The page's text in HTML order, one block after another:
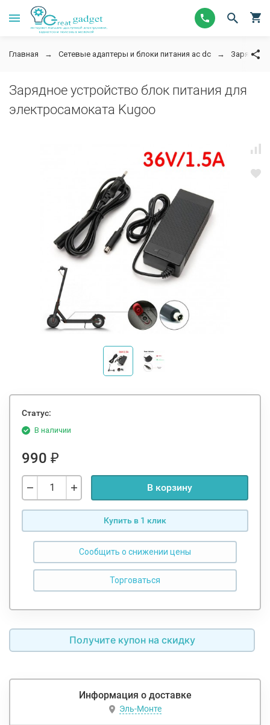
Главная Сетевые адаптеры и блоки питания ac dc Зарядное
Зарядное устройство блок питания для
электросамоката Kugoo
Статус:
В наличии
990 ₽
В корзину
Купить в 1 клик
Сообщить о снижении цены
Получите купон на скидку
Информация о доставке
Эль-Монте